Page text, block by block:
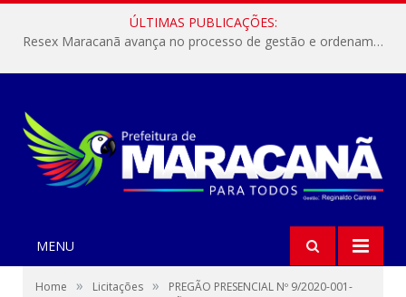
ÚLTIMAS PUBLICAÇÕES:
Resex Maracanã avança no processo de gestão e ordenamento do turismo em nossas áreas protegidas.
MENU
Home » Licitações »
PREGÃO PRESENCIAL Nº 9/2020-001-